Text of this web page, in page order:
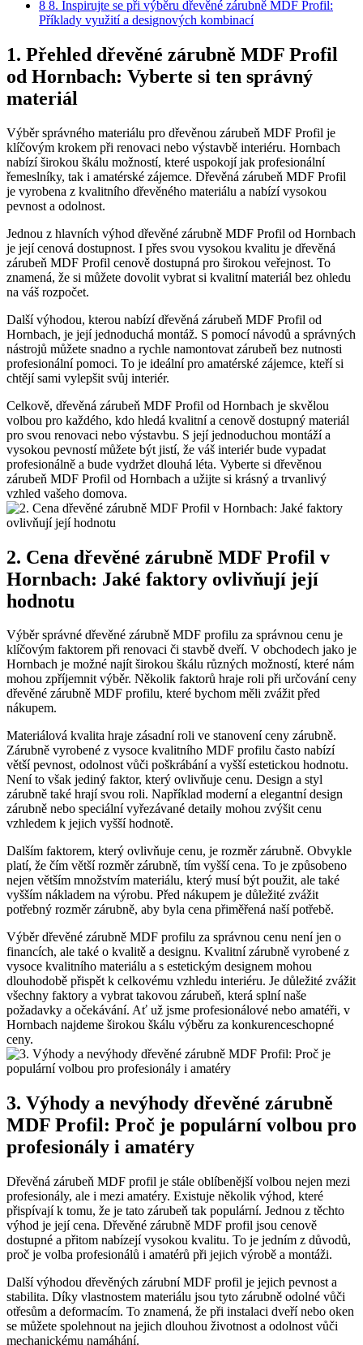
8 8. Inspirujte se při výběru dřevěné zárubně MDF Profil:
Příklady využití a designových kombinací
1. Přehled dřevěné zárubně MDF Profil
od Hornbach: Vyberte si ten správný
materiál
Výběr správného materiálu pro dřevěnou zárubeň MDF Profil je
klíčovým krokem při renovaci nebo výstavbě interiéru. Hornbach
nabízí širokou škálu možností, které uspokojí jak profesionální
řemeslníky, tak i amatérské zájemce. Dřevěná zárubeň MDF Profil
je vyrobena z kvalitního dřevěného materiálu a nabízí vysokou
pevnost a odolnost.
Jednou z hlavních výhod dřevěné zárubně MDF Profil od Hornbach
je její cenová dostupnost. I přes svou vysokou kvalitu je dřevěná
zárubeň MDF Profil cenově dostupná pro širokou veřejnost. To
znamená, že si můžete dovolit vybrat si kvalitní materiál bez ohledu
na váš rozpočet.
Další výhodou, kterou nabízí dřevěná zárubeň MDF Profil od
Hornbach, je její jednoduchá montáž. S pomocí návodů a správných
nástrojů můžete snadno a rychle namontovat zárubeň bez nutnosti
profesionální pomoci. To je ideální pro amatérské zájemce, kteří si
chtějí sami vylepšit svůj interiér.
Celkově, dřevěná zárubeň MDF Profil od Hornbach je skvělou
volbou pro každého, kdo hledá kvalitní a cenově dostupný materiál
pro svou renovaci nebo výstavbu. S její jednoduchou montáží a
vysokou pevností můžete být jistí, že váš interiér bude vypadat
profesionálně a bude vydržet dlouhá léta. Vyberte si dřevěnou
zárubeň MDF Profil od Hornbach a užijte si krásný a trvanlivý
vzhled vašeho domova.
2. Cena dřevěné zárubně MDF Profil v
Hornbach: Jaké faktory ovlivňují její
hodnotu
Výběr správné dřevěné zárubně MDF profilu za správnou cenu je
klíčovým faktorem při renovaci či stavbě dveří. V obchodech jako je
Hornbach je možné najít širokou škálu různých možností, které nám
mohou zpříjemnit výběr. Několik faktorů hraje roli při určování ceny
dřevěné zárubně MDF profilu, které bychom měli zvážit před
nákupem.
Materiálová kvalita hraje zásadní roli ve stanovení ceny zárubně.
Zárubně vyrobené z vysoce kvalitního MDF profilu často nabízí
větší pevnost, odolnost vůči poškrábání a vyšší estetickou hodnotu.
Není to však jediný faktor, který ovlivňuje cenu. Design a styl
zárubně také hrají svou roli. Například moderní a elegantní design
zárubně nebo speciální vyřezávané detaily mohou zvýšit cenu
vzhledem k jejich vyšší hodnotě.
Dalším faktorem, který ovlivňuje cenu, je rozměr zárubně. Obvykle
platí, že čím větší rozměr zárubně, tím vyšší cena. To je způsobeno
nejen větším množstvím materiálu, který musí být použit, ale také
vyšším nákladem na výrobu. Před nákupem je důležité zvážit
potřebný rozměr zárubně, aby byla cena přiměřená naší potřebě.
Výběr dřevěné zárubně MDF profilu za správnou cenu není jen o
financích, ale také o kvalitě a designu. Kvalitní zárubně vyrobené z
vysoce kvalitního materiálu a s estetickým designem mohou
dlouhodobě přispět k celkovému vzhledu interiéru. Je důležité zvážit
všechny faktory a vybrat takovou zárubeň, která splní naše
požadavky a očekávání. Ať už jsme profesionálové nebo amatéři, v
Hornbach najdeme širokou škálu výběru za konkurenceschopné
ceny.
3. Výhody a nevýhody dřevěné zárubně
MDF Profil: Proč je populární volbou pro
profesionály i amatéry
Dřevěná zárubeň MDF profil je stále oblíbenější volbou nejen mezi
profesionály, ale i mezi amatéry. Existuje několik výhod, které
přispívají k tomu, že je tato zárubeň tak populární. Jednou z těchto
výhod je její cena. Dřevěné zárubně MDF profil jsou cenově
dostupné a přitom nabízejí vysokou kvalitu. To je jedním z důvodů,
proč je volba profesionálů i amatérů při jejich výrobě a montáži.
Další výhodou dřevěných zárubní MDF profil je jejich pevnost a
stabilita. Díky vlastnostem materiálu jsou tyto zárubně odolné vůči
otřesům a deformacím. To znamená, že při instalaci dveří nebo oken
se můžete spolehnout na jejich dlouhou životnost a odolnost vůči
mechanickému namáhání.